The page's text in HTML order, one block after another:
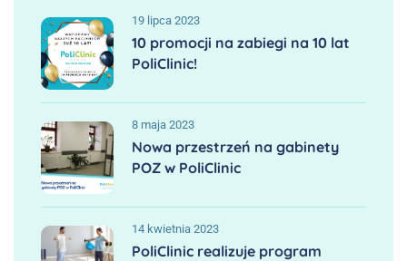
19 lipca 2023
10 promocji na zabiegi na 10 lat
PoliClinic!
8 maja 2023
Nowa przestrzeń na gabinety
POZ w PoliClinic
14 kwietnia 2023
PoliClinic realizuje program